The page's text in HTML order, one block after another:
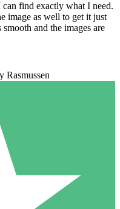
find exactly what I need.
image as well to get it just
and the images are
Rasmussen